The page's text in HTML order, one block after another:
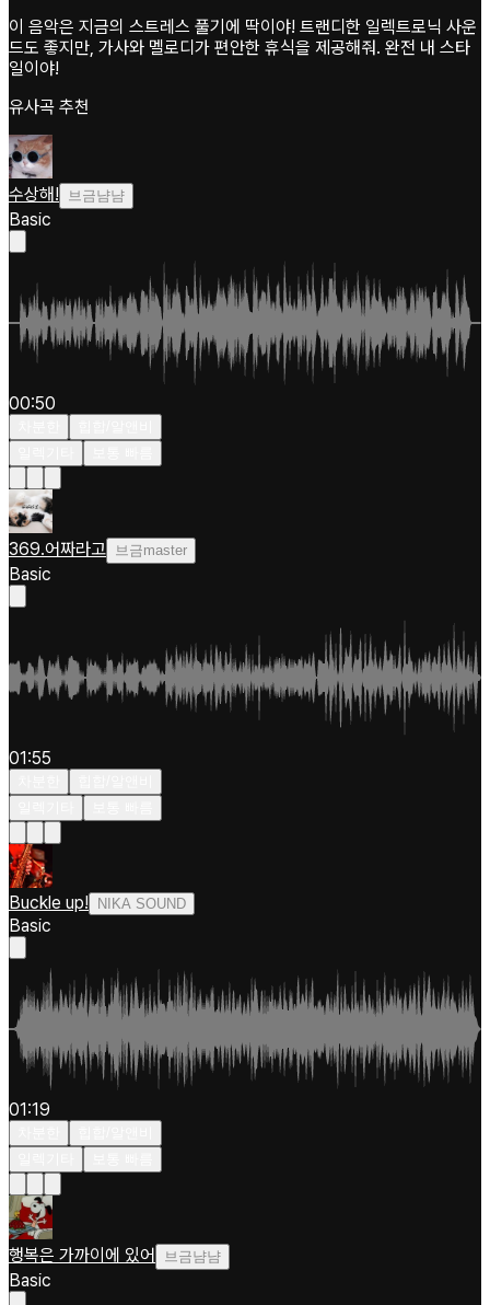
이 음악은 지금의 스트레스 풀기에 딱이야! 트랜디한 일렉트로닉 사운
드도 좋지만, 가사와 멜로디가 편안한 휴식을 제공해줘. 완전 내 스타
일이야!
유사곡 추천
수상해! 브금냠냠
Basic
00:50
369.어짜라고 브금master
Basic
01:55
Buckle up! NIKA SOUND
Basic
01:19
행복은 가까이에 있어 브금냠냠
Basic